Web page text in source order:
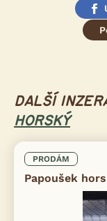
DALŠÍ
HORSKÝ
PRODÁM
Papoušek